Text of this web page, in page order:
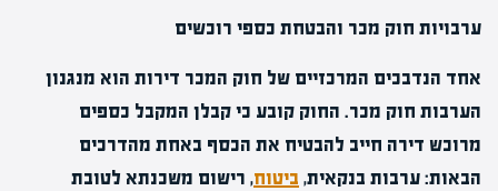
ערבויות חוק מכר והבטחת כספי רוכשים
אחד הנדבכים המרכזיים של חוק המכר דירות הוא מנגנון
הערבות חוק מכר. החוק קובע כי קבלן המקבל כספים
מרוכש דירה חייב להבטיח את הכסף באחת מהדרכים
הבאות: ערבות בנקאית, ביטוח, רישום משכנתא לטובת